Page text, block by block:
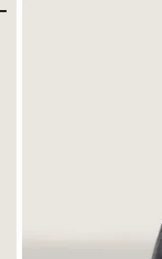
un toque de